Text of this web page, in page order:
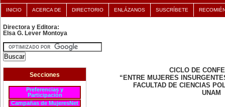
INICIO ACERCA DE DIRECTORIO ENLÁZANOS SUSCRÍBETE
Directora y Editora:
Elsa G. Lever Montoya
Secciones
Preferencias y
Participación
Campañas de MujeresNet
CICLO DE
“ENTRE MUJERES
FACULTAD DE CIENCIAS
UNAM